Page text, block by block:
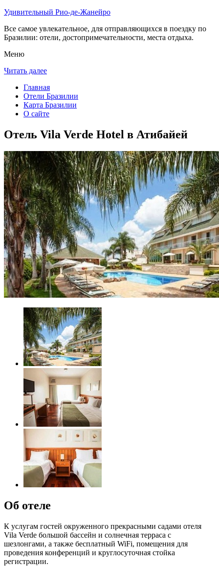
Удивительный Рио-де-Жанейро
Все самое увлекательное, для отправляющихся в поездку по
Бразилии: отели, достопримечательности, места отдыха.
Меню
Читать далее
Главная
Отели Бразилии
Карта Бразилии
О сайте
Отель Vila Verde Hotel в Атибайей
Об отеле
К услугам гостей окруженного прекрасными садами отеля
Vila Verde большой бассейн и солнечная терраса с
шезлонгами, а также бесплатный WiFi, помещения для
проведения конференций и круглосуточная стойка
регистрации.